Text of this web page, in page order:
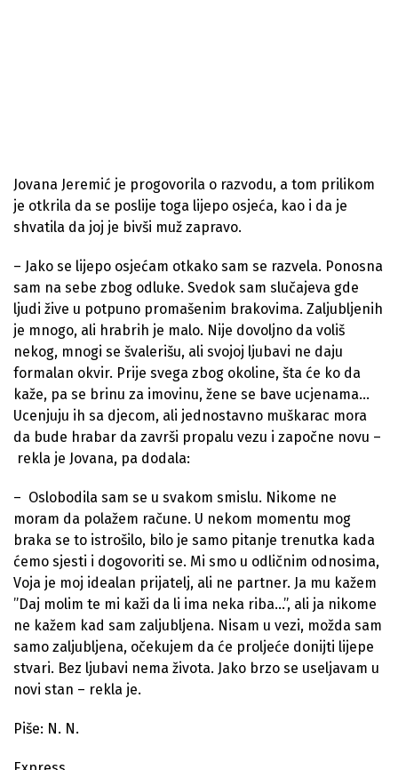
Jovana Jeremić je progovorila o razvodu, a tom prilikom
je otkrila da se poslije toga lijepo osjeća, kao i da je
shvatila da joj je bivši muž zapravo.
– Jako se lijepo osjećam otkako sam se razvela. Ponosna
sam na sebe zbog odluke. Svedok sam slučajeva gde
ljudi žive u potpuno promašenim brakovima. Zaljubljenih
je mnogo, ali hrabrih je malo. Nije dovoljno da voliš
nekog, mnogi se švalerišu, ali svojoj ljubavi ne daju
formalan okvir. Prije svega zbog okoline, šta će ko da
kaže, pa se brinu za imovinu, žene se bave ucjenama…
Ucenjuju ih sa djecom, ali jednostavno muškarac mora
da bude hrabar da završi propalu vezu i započne novu –
rekla je Jovana, pa dodala:
– Oslobodila sam se u svakom smislu. Nikome ne
moram da polažem račune. U nekom momentu mog
braka se to istrošilo, bilo je samo pitanje trenutka kada
ćemo sjesti i dogovoriti se. Mi smo u odličnim odnosima,
Voja je moj idealan prijatelj, ali ne partner. Ja mu kažem
”Daj molim te mi kaži da li ima neka riba…”, ali ja nikome
ne kažem kad sam zaljubljena. Nisam u vezi, možda sam
samo zaljubljena, očekujem da će proljeće donijti lijepe
stvari. Bez ljubavi nema života. Jako brzo se useljavam u
novi stan – rekla je.
Piše: N. N.